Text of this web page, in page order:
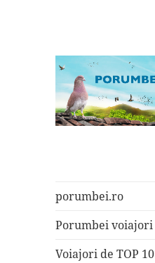
porumbei.ro
Porumbei voiajori
Voiajori de TOP 10